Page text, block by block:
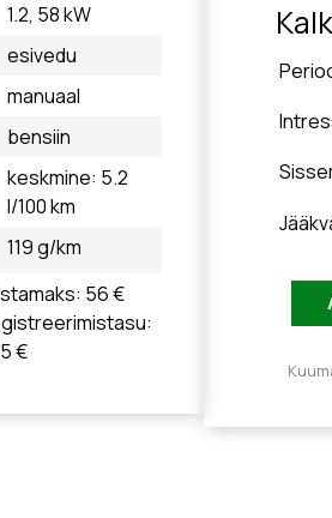
1.2, 58 kW
esivedu
manuaal
bensiin
keskmine: 5.2
l/100 km
119 g/km
56 €
€